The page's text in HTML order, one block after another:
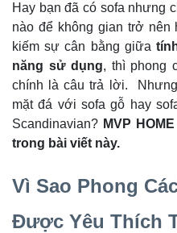
Hay bạn đã có sofa nhưng
nào để không gian trở nên
kiếm sự cân bằng giữa
năng sử dụng, thì phong
chính là câu trả lời.
mặt đá với sofa gỗ hay
Scandinavian? MVP
trong bài viết này.
Vì Sao Phong
Được Yêu Thích